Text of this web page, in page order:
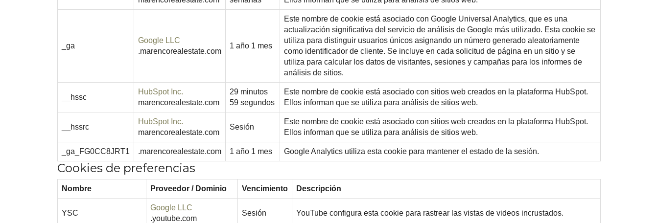
_ga
Google LLC
.marencorealestate.com
1 año 1 mes
Este nombre de cookie está asociado con Google Universal Analytics, que es una
actualización significativa del servicio de análisis de Google más utilizado. Esta cookie se
utiliza para distinguir usuarios únicos asignando un número generado aleatoriamente
como identificador de cliente. Se incluye en cada solicitud de página en un sitio y se
utiliza para calcular los datos de visitantes, sesiones y campañas para los informes de
análisis de sitios.
__hssc
HubSpot Inc.
marencorealestate.com
29 minutos
59 segundos
Este nombre de cookie está asociado con sitios web creados en la plataforma HubSpot.
Ellos informan que se utiliza para análisis de sitios web.
__hssrc
HubSpot Inc.
marencorealestate.com
Sesión
Este nombre de cookie está asociado con sitios web creados en la plataforma HubSpot.
Ellos informan que se utiliza para análisis de sitios web.
_ga_FG0CC8JRT1 .marencorealestate.com 1 año 1 mes Google Analytics utiliza esta cookie para mantener el estado de la sesión.
Cookies de preferencias
Nombre Proveedor / Dominio Vencimiento Descripción
YSC
Google LLC
.youtube.com
Sesión YouTube configura esta cookie para rastrear las vistas de videos incrustados.